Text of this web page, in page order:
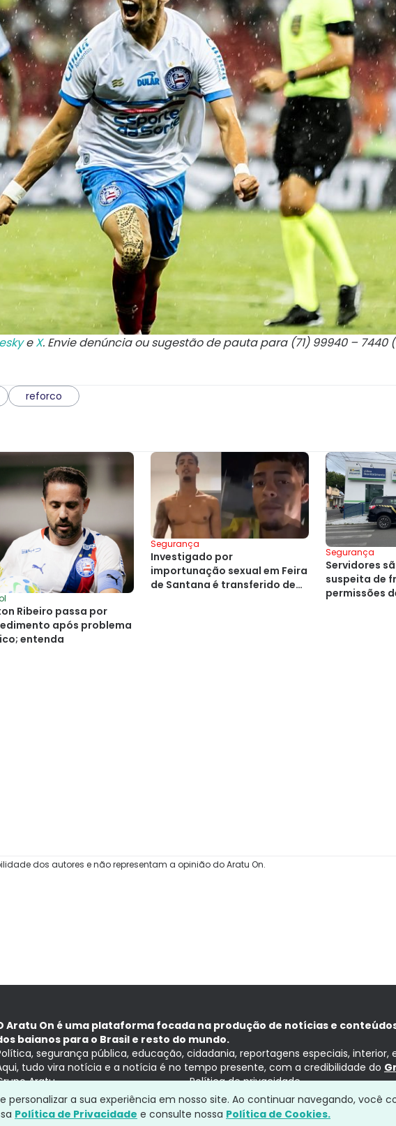
eX. Envie denúncia ou sugestão de pauta para (71) 99940 – 7440 (
reforco
Ribeiro passa por
após problema
entenda
Segurança
Investigado por
importunação sexual em Feira
de Santana é transferido de
Segurança
Servidores
suspeita de
permissões
dos autores e não representam a opinião do Aratu On.
Aratu On é uma plataforma focada na produção de notícias e
baianos para o Brasil e resto do mundo.
segurança pública, educação, cidadania, reportagens especiais,
tudo vira notícia e a notícia é no tempo presente, com a credibilidade do
Aratu
Política de privacidade
personalizar a sua experiência em nosso site. Ao continuar navegando, você
Política de Privacidade e consulte nossa Política de Cookies.